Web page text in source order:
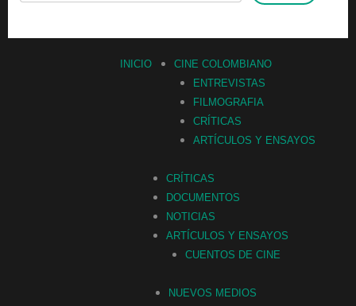
INICIO
CINE COLOMBIANO
ENTREVISTAS
FILMOGRAFIA
CRÍTICAS
ARTÍCULOS Y ENSAYOS
CRÍTICAS
DOCUMENTOS
NOTICIAS
ARTÍCULOS Y ENSAYOS
CUENTOS DE CINE
NUEVOS MEDIOS